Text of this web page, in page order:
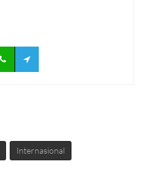
Internasional